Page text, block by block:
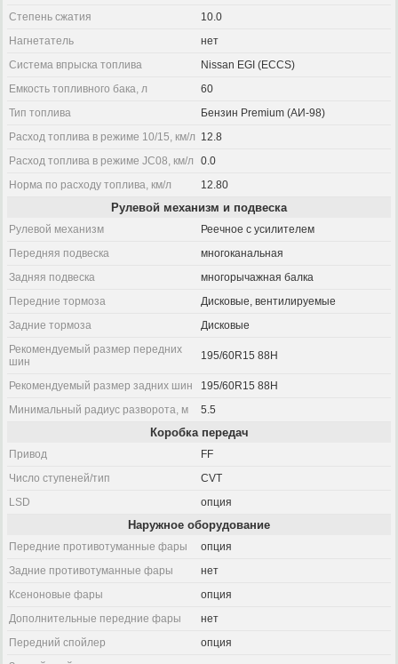
Степень сжатия
10.0
Нагнетатель
нет
Система впрыска топлива
Nissan EGI (ECCS)
Емкость топливного бака, л
60
Тип топлива
Бензин Premium (АИ-98)
Расход топлива в режиме 10/15, км/л 12.8
Расход топлива в режиме JC08, км/л
0.0
Норма по расходу топлива, км/л
12.80
Рулевой механизм и подвеска
Рулевой механизм
Реечное с усилителем
Передняя подвеска
многоканальная
Задняя подвеска
многорычажная балка
Передние тормоза
Дисковые, вентилируемые
Задние тормоза
Дисковые
Рекомендуемый размер передних
шин
195/60R15 88H
Рекомендуемый размер задних шин
195/60R15 88H
Минимальный радиус разворота, м
5.5
Коробка передач
Привод
FF
Число ступеней/тип
CVT
LSD
опция
Наружное оборудование
Передние противотуманные фары
опция
Задние противотуманные фары
нет
Ксеноновые фары
опция
Дополнительные передние фары
нет
Передний спойлер
опция